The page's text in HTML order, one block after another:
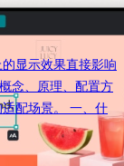
显示效果直接影响
念、原理、配置方
配场景。 一、什